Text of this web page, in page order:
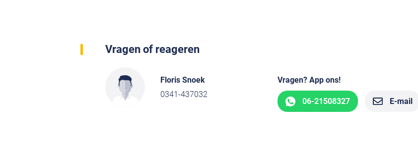
Vragen of reageren
Floris Snoek
0341-437032
Vragen? App ons!
06-21508327 E-mail